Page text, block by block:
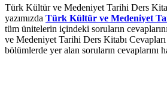
Türk Kültür ve Medeniyet Tarihi Ders
yazımızda Türk Kültür ve Medeniyet
tüm ünitelerin içindeki soruların
ve Medeniyet Tarihi Ders Kitabı Cevapları
bölümlerde yer alan soruların cevaplarını